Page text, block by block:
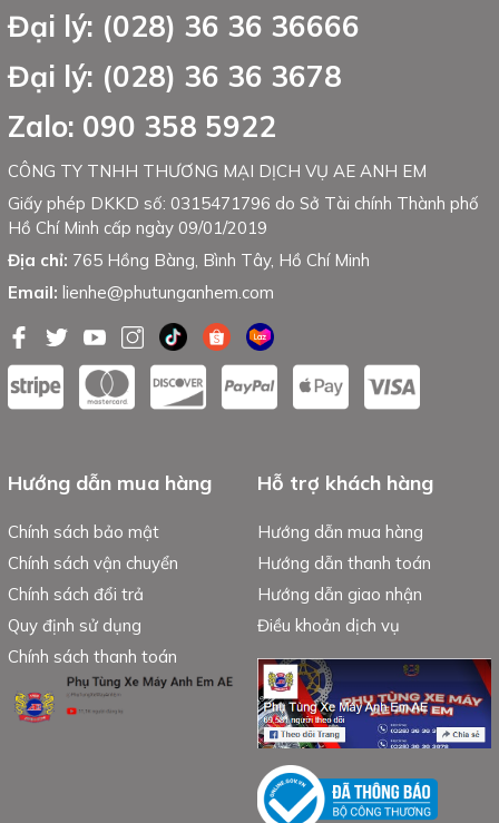
Đại lý: (028) 36 36 36666
Đại lý: (028) 36 36 3678
Zalo: 090 358 5922
CÔNG TY TNHH THƯƠNG MẠI DỊCH VỤ AE ANH EM
Giấy phép DKKD số: 0315471796 do Sở Tài chính Thành phố
Hồ Chí Minh cấp ngày 09/01/2019
Địa chỉ: 765 Hồng Bàng, Bình Tây, Hồ Chí Minh
Email: lienhe@phutunganhem.com
Hướng dẫn mua hàng
Chính sách bảo mật
Chính sách vận chuyển
Chính sách đổi trả
Quy định sử dụng
Chính sách thanh toán
Hỗ trợ khách hàng
Hướng dẫn mua hàng
Hướng dẫn thanh toán
Hướng dẫn giao nhận
Điều khoản dịch vụ